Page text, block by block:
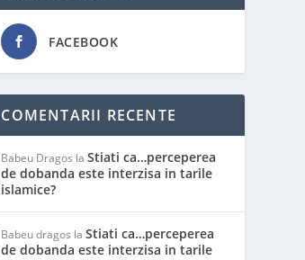
FACEBOOK
COMENTARII RECENTE
Babeu Dragos laStiati ca…perceperea
de dobanda este interzisa in tarile
islamice?
Babeu dragos laStiati ca…perceperea
de dobanda este interzisa in tarile